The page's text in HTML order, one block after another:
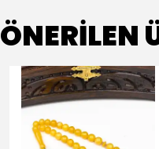
ÖNERİLEN